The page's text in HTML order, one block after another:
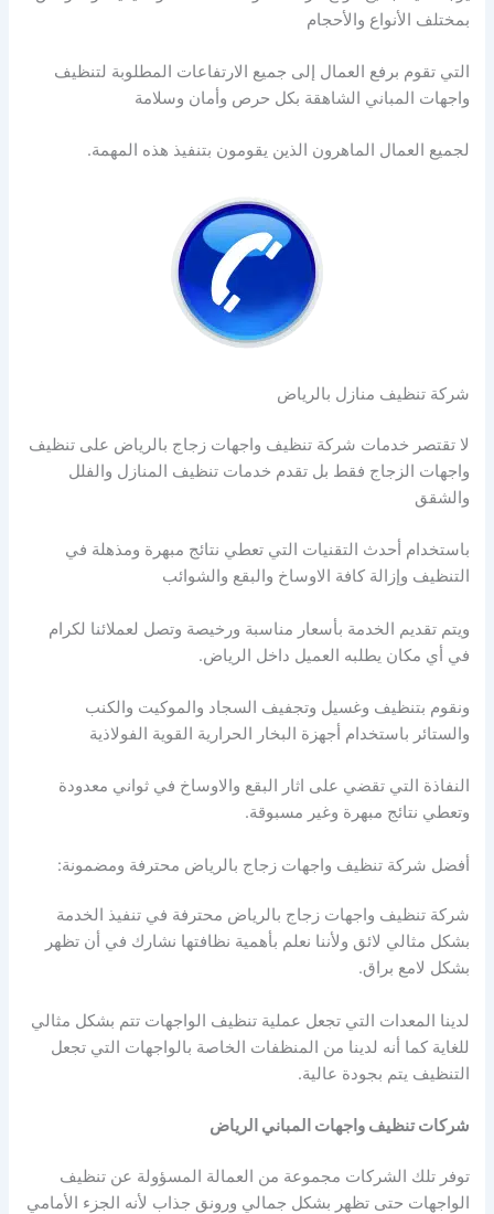
بمختلف الأنواع والأحجام
التي تقوم برفع العمال إلى جميع الارتفاعات المطلوبة لتنظيف
واجهات المباني الشاهقة بكل حرص وأمان وسلامة
لجميع العمال الماهرون الذين يقومون بتنفيذ هذه المهمة.
شركة تنظيف منازل بالرياض
لا تقتصر خدمات شركة تنظيف واجهات زجاج بالرياض على تنظيف
واجهات الزجاج فقط بل تقدم خدمات تنظيف المنازل والفلل
والشقق
باستخدام أحدث التقنيات التي تعطي نتائج مبهرة ومذهلة في
التنظيف وإزالة كافة الاوساخ والبقع والشوائب
ويتم تقديم الخدمة بأسعار مناسبة ورخيصة وتصل لعملائنا لكرام
في أي مكان يطلبه العميل داخل الرياض.
ونقوم بتنظيف وغسيل وتجفيف السجاد والموكيت والكنب
والستائر باستخدام أجهزة البخار الحرارية القوية الفولاذية
النفاذة التي تقضي على اثار البقع والاوساخ في ثواني معدودة
وتعطي نتائج مبهرة وغير مسبوقة.
أفضل شركة تنظيف واجهات زجاج بالرياض محترفة ومضمونة:
شركة تنظيف واجهات زجاج بالرياض محترفة في تنفيذ الخدمة
بشكل مثالي لائق ولأننا نعلم بأهمية نظافتها نشارك في أن تظهر
بشكل لامع براق.
لدينا المعدات التي تجعل عملية تنظيف الواجهات تتم بشكل مثالي
للغاية كما أنه لدينا من المنظفات الخاصة بالواجهات التي تجعل
التنظيف يتم بجودة عالية.
شركات تنظيف واجهات المباني الرياض
توفر تلك الشركات مجموعة من العمالة المسؤولة عن تنظيف
الواجهات حتى تظهر بشكل جمالي ورونق جذاب لأنه الجزء الأمامي